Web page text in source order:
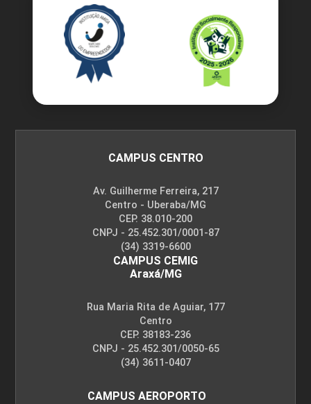
CAMPUS CENTRO
Av. Guilherme Ferreira, 217
Centro - Uberaba/MG
CEP. 38.010-200
CNPJ - 25.452.301/0001-87
(34) 3319-6600
CAMPUS CEMIG
Araxá/MG
Rua Maria Rita de Aguiar, 177
Centro
CEP. 38183-236
CNPJ - 25.452.301/0050-65
(34) 3611-0407
CAMPUS AEROPORTO